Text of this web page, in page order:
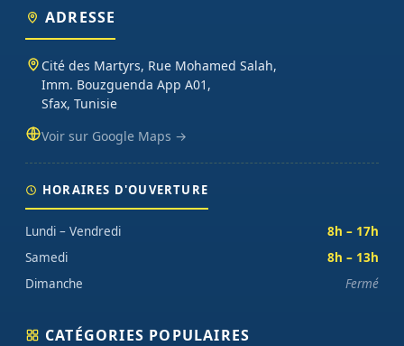
ADRESSE
Cité des Martyrs, Rue Mohamed Salah,
Imm. Bouzguenda App A01,
Sfax, Tunisie
Voir sur Google Maps →
HORAIRES D'OUVERTURE
Lundi – Vendredi
8h – 17h
Samedi
8h – 13h
Dimanche
Fermé
CATÉGORIES POPULAIRES